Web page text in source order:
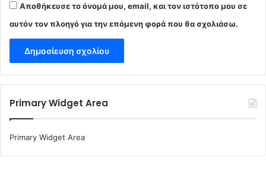
Αποθήκευσε το όνομά μου, email, και τον ιστότοπο μου σε
αυτόν τον πλοηγό για την επόμενη φορά που θα σχολιάσω.
Primary Widget Area
Primary Widget Area